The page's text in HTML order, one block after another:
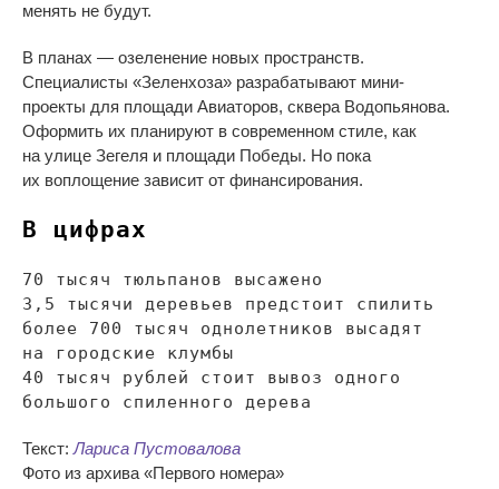
менять не будут.
В планах —озеленение новых пространств.
Специалисты «Зеленхоза»разрабатывают мини-
проекты для площади Авиаторов, сквера Водопьянова.
Оформить их планируют в современном стиле, как
на улице Зегеля и площади Победы. Но пока
их воплощение зависит от финансирования.
В цифрах
70 тысяч тюльпанов высажено
3,5 тысячи деревьев предстоит спилить
более 700 тысяч однолетников высадят
на
городские клумбы
40 тысяч рублей стоит вывоз одного
большого спиленного дерева
Текст: Лариса Пустовалова
Фото из архива «Первого номера»